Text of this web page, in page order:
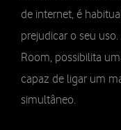
de internet, é
prejudicar o seu
Room, possibilita
capaz de ligar um
simultâneo.